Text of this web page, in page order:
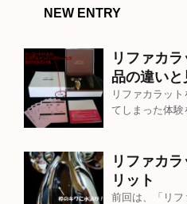
NEW ENTRY
リファカ
品の違い
リファカラッ
てしまった体験
リファカ
リット
前回は、「リフ